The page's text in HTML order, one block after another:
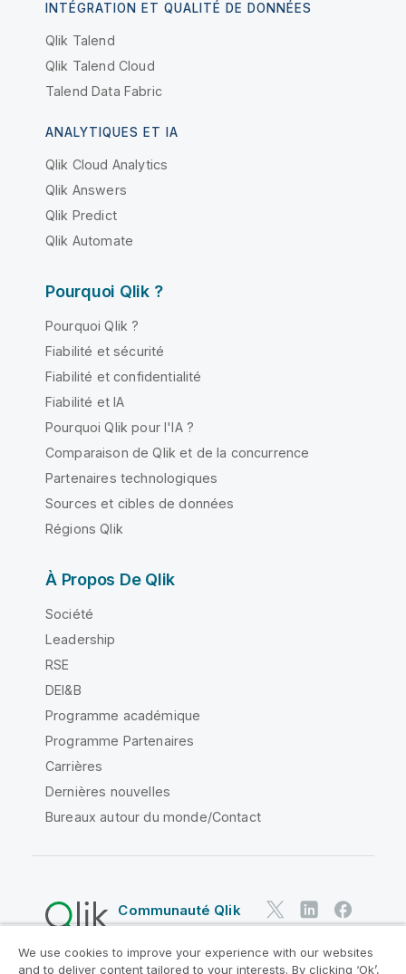
INTÉGRATION ET QUALITÉ DE DONNÉES
Qlik Talend
Qlik Talend Cloud
Talend Data Fabric
ANALYTIQUES ET IA
Qlik Cloud Analytics
Qlik Answers
Qlik Predict
Qlik Automate
Pourquoi Qlik ?
Pourquoi Qlik ?
Fiabilité et sécurité
Fiabilité et confidentialité
Fiabilité et IA
Pourquoi Qlik pour l'IA ?
Comparaison de Qlik et de la concurrence
Partenaires technologiques
Sources et cibles de données
Régions Qlik
À Propos De Qlik
Société
Leadership
RSE
DEI&B
Programme académique
Programme Partenaires
Carrières
Dernières nouvelles
Bureaux autour du monde/Contact
Communauté Qlik
Contrats juridiques
We use cookies to improve your experience with our websites
and to deliver content tailored to your interests. By clicking ‘Ok’,